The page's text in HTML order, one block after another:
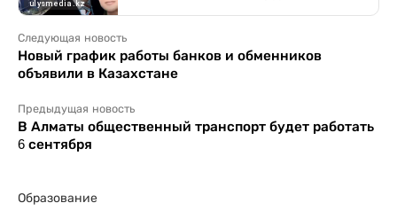
Следующая новость
Новый график работы банков и обменников
объявили в Казахстане
Предыдущая новость
В Алматы общественный транспорт будет работать
6 сентября
Образование